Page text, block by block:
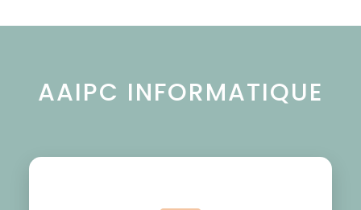
AAIPC INFORMATIQUE